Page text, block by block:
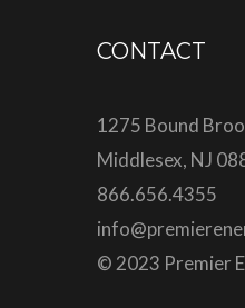
CONTACT
1275 Bound
Middlesex, NJ
866.656.4355
© 2023 Premier